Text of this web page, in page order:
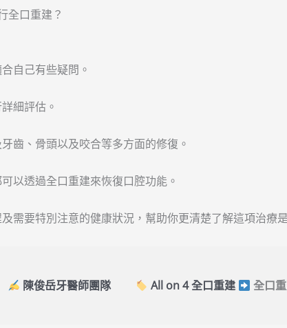
全口重建？
自己有些疑問。
細評估。
齒、骨頭以及咬合等多方面的修復。
以透過全口重建來恢復口腔功能。
需要特別注意的健康狀況，幫助你更清楚了解這項治療
陳俊岳牙醫師團隊 All on 4 全口重建 全口